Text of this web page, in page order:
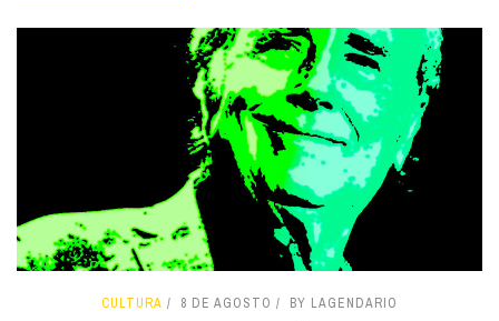
CULTURA 8 DE AGOSTO BY LAGENDARIO